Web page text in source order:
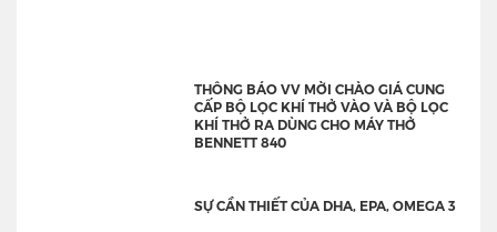
THÔNG BÁO VV MỜI CHÀO GIÁ CUNG
CẤP BỘ LỌC KHÍ THỞ VÀO VÀ BỘ LỌC
KHÍ THỞ RA DÙNG CHO MÁY THỞ
BENNETT 840
SỰ CẦN THIẾT CỦA DHA, EPA, OMEGA 3